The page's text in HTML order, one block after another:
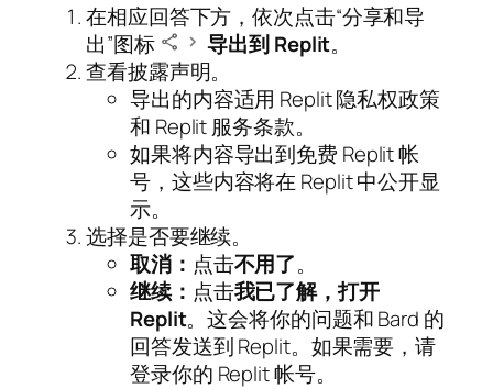
在相应回答下方，依次点击“分享和导
出”图标
导出到 Replit。
查看披露声明。
导出的内容适用 Replit 隐私权政策
和 Replit 服务条款。
如果将内容导出到免费 Replit 帐
号，这些内容将在 Replit 中公开显
示。
选择是否要继续。
取消： 点击不用了。
继续： 点击我已了解，打开
Replit。这会将你的问题和 Bard 的
回答发送到 Replit。如果需要，请
登录你的 Replit 帐号。